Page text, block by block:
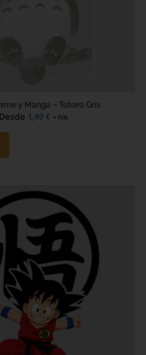
y Manga – Totoro Gris
Desde 1,40 € + IVA